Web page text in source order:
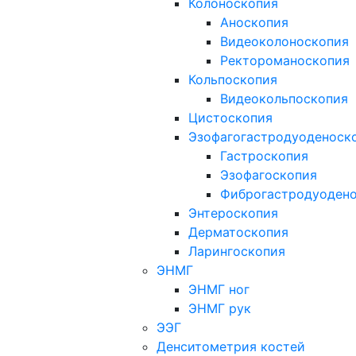
Колоноскопия
Аноскопия
Видеоколоноскопия
Ректороманоскопия
Кольпоскопия
Видеокольпоскопия
Цистоскопия
Гастроскопия
Эзофагоскопия
Энтероскопия
Дерматоскопия
Ларингоскопия
ЭНМГ
ЭНМГ ног
ЭНМГ рук
ЭЭГ
Денситометрия костей